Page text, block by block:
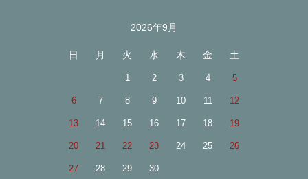
2026年9月
日 月 火 水 木 金 土
1 2 3 4 5
6 7 8 9 10 11 12
13 14 15 16 17 18 19
20 21 22 23 24 25 26
27 28 29 30